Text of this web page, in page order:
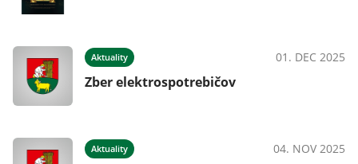
Aktuality 01. DEC 2025
Zber elektrospotrebičov
Aktuality 04. NOV 2025